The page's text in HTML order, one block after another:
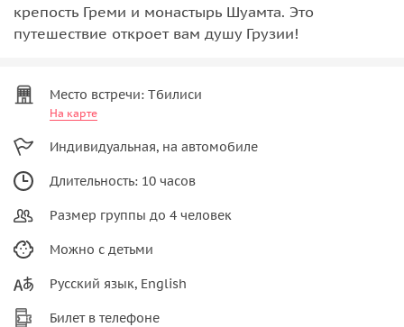
крепость Греми и монастырь Шуамта. Это
путешествие откроет вам душу Грузии!
Место встречи: Тбилиси
На карте
Индивидуальная, на автомобиле
Длительность: 10 часов
Размер группы до 4 человек
Можно с детьми
Русский язык, English
Билет в телефоне